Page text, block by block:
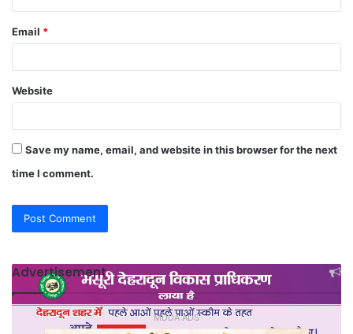
Email *
Website
Save my name, email, and website in this browser for the next
time I comment.
Advertisement
MDDA ADS